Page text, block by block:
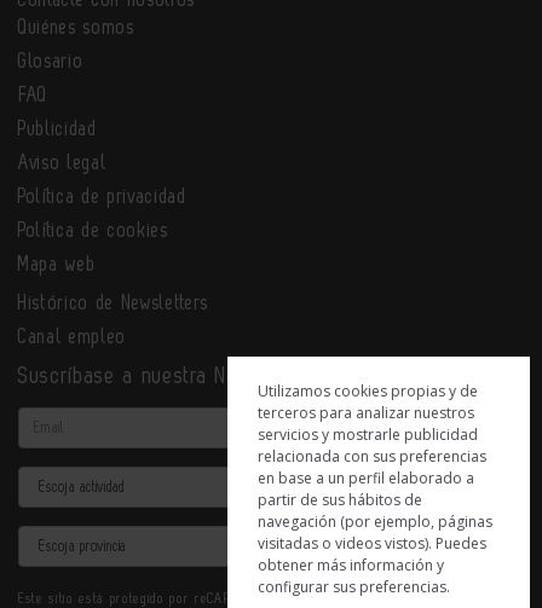
Quiénes somos
Glosario
FAQ
Publicidad
Aviso legal
Política de privacidad
Política de cookies
Mapa web
Histórico de Newsletters
Canal empleo
Suscríbase a nuestra Newsletter
Email
Actividad
Provincia
Este sitio está protegido por reCAPTCHA y se aplican la
Utilizamos cookies propias y de
terceros para analizar nuestros
servicios y mostrarle publicidad
relacionada con sus preferencias
en base a un perfil elaborado a
partir de sus hábitos de
navegación (por ejemplo, páginas
visitadas o videos vistos). Puedes
obtener más información y
configurar sus preferencias.